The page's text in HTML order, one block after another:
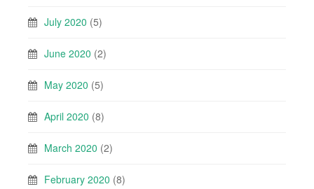
July 2020 (5)
June 2020 (2)
May 2020 (5)
April 2020 (8)
March 2020 (2)
February 2020 (8)